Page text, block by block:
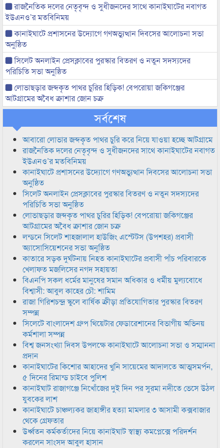
রাজনৈতিক দলের নেতৃবৃন্দ ও সুধীজনদের সাথে কানাইঘাটের নবাগত
ইউএনও’র মতবিনিময়
কানাইঘাটে প্রশাসনের উদ্যোগে গণঅভ্যুত্থান দিবসের আলোচনা সভা
অনুষ্ঠিত
সিলেট অনলাইন প্রেসক্লাবের পুরস্কার বিতরণ ও নতুন সদস্যদের
পরিচিতি সভা অনুষ্ঠিত
লোভাছড়ার জব্দকৃত পাথর চুরির হিড়িক! বেপরোয়া জকিগঞ্জের
আটগ্রামের অবৈধ ক্রাশার জোন চক্র
সর্বশেষ
আবারো লোভার জব্দকৃত পাথর চুরি করে নিয়ে যাওয়া হচ্ছে আটগ্রামে
রাজনৈতিক দলের নেতৃবৃন্দ ও সুধীজনদের সাথে কানাইঘাটের নবাগত
ইউএনও’র মতবিনিময়
কানাইঘাটে প্রশাসনের উদ্যোগে গণঅভ্যুত্থান দিবসের আলোচনা সভা
অনুষ্ঠিত
সিলেট অনলাইন প্রেসক্লাবের পুরস্কার বিতরণ ও নতুন সদস্যদের
পরিচিতি সভা অনুষ্ঠিত
লোভাছড়ার জব্দকৃত পাথর চুরির হিড়িক! বেপরোয়া জকিগঞ্জের
আটগ্রামের অবৈধ ক্রাশার জোন চক্র
লন্ডনে সিলেট শাহজালাল হাউজিং এস্টেটস (উপশহর) প্রবাসী
অ্যাসোসিয়েশনের সভা অনুষ্ঠিত
কাতারে সড়ক দুর্ঘটনায় নিহত কানাইঘাটের প্রবাসী পাঁচ পরিবারকে
খেলাফত মজলিসের নগদ সহায়তা
বিএনপি সকল ধর্মের মানুষের সমান অধিকার ও ধর্মীয় মুল্যবোধে
বিশ্বাসী: আবুল কাহের চৌ: শামিম
রাজা গিরিশচন্দ্র স্কুলে বার্ষিক ক্রীড়া প্রতিযোগিতার পুরস্কার বিতরণ
সম্পন্ন
সিলেটে বাংলাদেশ গ্রুপ থিয়েটার ফেডারেশানের বিভাগীয় অভিনয়
কর্মশালা সম্পন্ন
বিশ্ব জনসংখ্যা দিবস উপলক্ষে কানাইঘাটে আলোচনা সভা ও সম্মাননা
প্রদান
কানাইঘাটের কিশোর আহাদের খুনি সায়েমের আদালতে আত্মসমর্পন,
৫ দিনের রিমান্ড চাইবে পুলিশ
কানাইঘাট রাজাগঞ্জে নিখোঁজের দুই দিন পর সুরমা নদীতে ভেসে উঠল
যুবকের লাশ
কানাইঘাটে চাঞ্চল্যকর জাহাঙ্গীর হত্যা মামলার ৩ আসামী কক্সবাজার
থেকে গ্রেফতার
উর্ধ্বতন কর্মকর্তাদের নিয়ে কানাইঘাট স্বাস্থ্য কমপ্লেক্সে পরিদর্শন
করলেন সাংসদ আবুল হাসান